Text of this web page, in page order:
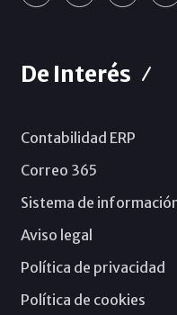
De Interés
Contabilidad ERP
Correo 365
Sistema de
Aviso legal
Política de privacidad
Política de cookies